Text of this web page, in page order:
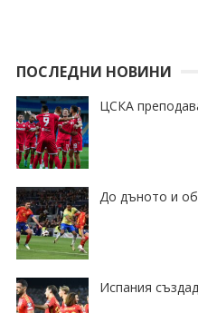
ПОСЛЕДНИ НОВИНИ
ЦСКА
До дъното и
Испания